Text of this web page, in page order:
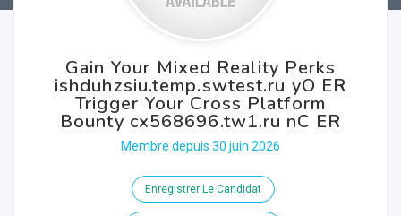
Gain Your Mixed Reality Perks
ishduhzsiu.temp.swtest.ru yO ER
Trigger Your Cross Platform
Bounty cx568696.tw1.ru nC ER
Membre depuis 30 juin 2026
Enregistrer Le Candidat